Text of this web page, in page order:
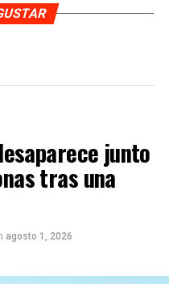
junto
tras una
agosto 1, 2026